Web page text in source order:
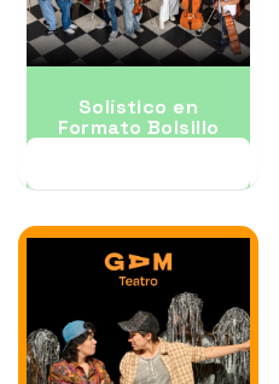
Solístico en
Formato Bolsillo